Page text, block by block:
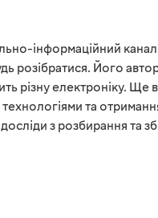
інформаційний канал
розібратися. Його
різну електроніку. Ще
та
з розбирання та